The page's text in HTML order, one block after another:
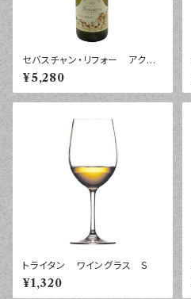
セバスチャン・リフォー アクメ
ニネ サンセール ２０２０年
７５０ｍｌ
¥5,280
トライタン ワイングラス Ｓ
¥1,320